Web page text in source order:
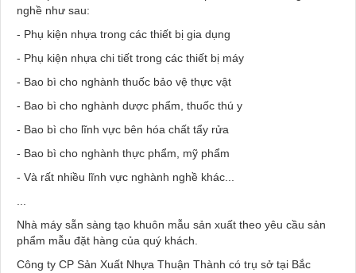
nghề như sau:
- Phụ kiện nhựa trong các thiết bị gia dụng
- Phụ kiện nhựa chi tiết trong các thiết bị máy
- Bao bì cho nghành thuốc bảo vệ thực vật
- Bao bì cho nghành dược phẩm, thuốc thú y
- Bao bì cho lĩnh vực bên hóa chất tẩy rửa
- Bao bì cho nghành thực phẩm, mỹ phẩm
- Và rất nhiều lĩnh vực nghành nghề khác...
...
Nhà máy sẵn sàng tạo khuôn mẫu sản xuất theo yêu cầu sản
phẩm mẫu đặt hàng của quý khách.
Công ty CP Sản Xuất Nhựa Thuận Thành có trụ sở tại Bắc